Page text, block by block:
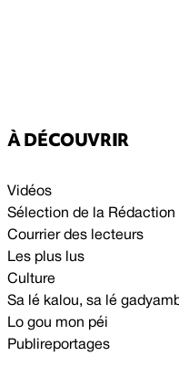
À DÉCOUVRIR
Vidéos
Sélection de la Rédaction
Courrier des lecteurs
Les plus lus
Culture
Sa lé kalou, sa lé
Lo gou mon péi
Publireportages